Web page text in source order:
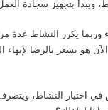
ويبدأ بتجهيز سجادة
وربما يكرر النشاط عدة
هو يشعر بالرضا لإنهاء
اختيار النشاط،